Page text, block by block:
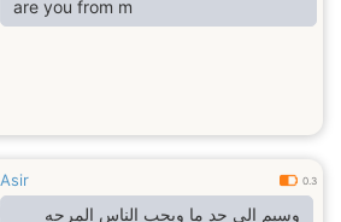
are you from m
Asir 0.3
وسيم الى حد ما وبحب الناس المرحه